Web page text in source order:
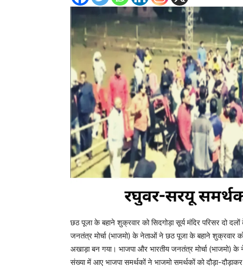
छठ पूजा के बहाने शुक्रवार को सिदगोड़ा सूर्य मंदिर परिसर दो
जनतंत्र मोर्चा (भाजमो) के नेताओं ने छठ पूजा के बहाने शुक्रवार
अखाड़ा बन गया। भाजपा और भारतीय जनतंत्र मोर्चा (भाजमो)
संख्या में आए भाजपा समर्थकों ने भाजमो समर्थकों को दौड़ा-